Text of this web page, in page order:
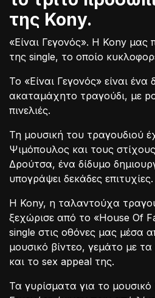
της Kony.
«Είναι Γεγονός». Η Kony μας
της single, το οποίο
Το «Είναι Γεγονός» είναι ένα
ακαταμάχητο τραγούδι, με
πινελιές.
Τη μουσική του τραγουδιού
Ψιμόπουλος και τους
Δρούτσα, ένα δίδυμο
υπογράψει δεκάδες επιτυχίες.
Η Kony, η ταλαντούχα
ξεχώρισε από το «House Of
single στις οθόνες μας μέσα
μουσικό βίντεο, γεμάτο με
και το sex appeal της.
Τα γυρίσματα για το μουσικό